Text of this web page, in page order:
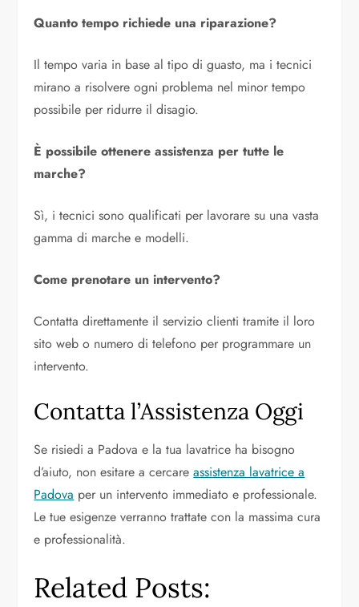
Quanto tempo richiede una riparazione?
Il tempo varia in base al tipo di guasto, ma i tecnici
mirano a risolvere ogni problema nel minor tempo
possibile per ridurre il disagio.
È possibile ottenere assistenza per tutte le
marche?
Sì, i tecnici sono qualificati per lavorare su una vasta
gamma di marche e modelli.
Come prenotare un intervento?
Contatta direttamente il servizio clienti tramite il loro
sito web o numero di telefono per programmare un
intervento.
Contatta l’Assistenza Oggi
Se risiedi a Padova e la tua lavatrice ha bisogno
d’aiuto, non esitare a cercareassistenza lavatrice a
Padova per un intervento immediato e professionale.
Le tue esigenze verranno trattate con la massima cura
e professionalità.
Related Posts: